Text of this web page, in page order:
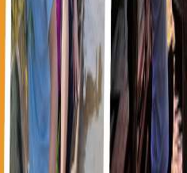
Works Benefits
Sign
Business Hub
Blog
Privacy Policy Cookie